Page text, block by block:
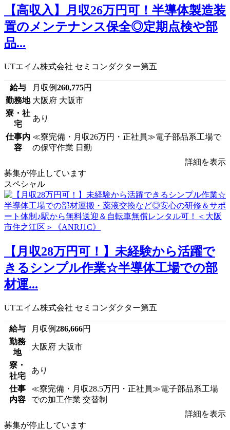
【高収入】月収26万円可！半導体製造装
置のメンテナンス保全◎定期点検や部
品...
UTエイム株式会社 セミコンダクター第五
給与 月収例260,775円
勤務地 大阪府 大阪市
寮・社
宅
あり
仕事内
容
≪寮完備・月収26万円・正社員≫電子部品系工場で
の保守作業 日勤
詳細を表示
募集が停止しています
スペシャル
【月収28万円可！】未経験から活躍で
きるシンプル作業☆半導体工場での部
材運...
UTエイム株式会社 セミコンダクター第五
給与 月収例286,666円
勤務
地
大阪府 大阪市
寮・
社宅
あり
仕事
内容
≪寮完備・月収28.5万円・正社員≫電子部品系工場
での加工作業 交替制
詳細を表示
募集が停止しています